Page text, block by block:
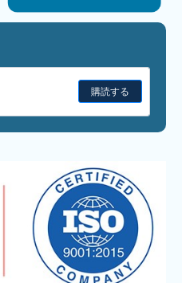
購読する